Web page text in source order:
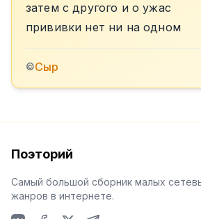
затем с другого и о ужас
прививки нет ни на одном
©Сыр
Поэторий
Самый большой сборник малых
жанров в интернете.